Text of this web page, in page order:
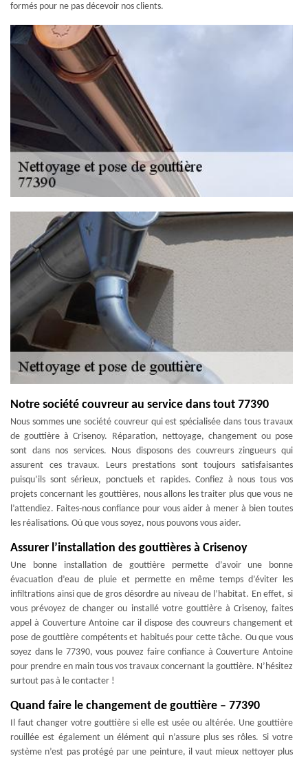
formés pour ne pas décevoir nos clients.
Notre société couvreur au service dans tout 77390
Nous sommes une société couvreur qui est spécialisée dans tous travaux
de gouttière à Crisenoy. Réparation, nettoyage, changement ou pose
sont dans nos services. Nous disposons des couvreurs zingueurs qui
assurent ces travaux. Leurs prestations sont toujours satisfaisantes
puisqu’ils sont sérieux, ponctuels et rapides. Confiez à nous tous vos
projets concernant les gouttières, nous allons les traiter plus que vous ne
l’attendiez. Faites-nous confiance pour vous aider à mener à bien toutes
les réalisations. Où que vous soyez, nous pouvons vous aider.
Assurer l’installation des gouttières à Crisenoy
Une bonne installation de gouttière permette d’avoir une bonne
évacuation d’eau de pluie et permette en même temps d’éviter les
infiltrations ainsi que de gros désordre au niveau de l’habitat. En effet, si
vous prévoyez de changer ou installé votre gouttière à Crisenoy, faites
appel à Couverture Antoine car il dispose des couvreurs changement et
pose de gouttière compétents et habitués pour cette tâche. Ou que vous
soyez dans le 77390, vous pouvez faire confiance à Couverture Antoine
pour prendre en main tous vos travaux concernant la gouttière. N’hésitez
surtout pas à le contacter !
Quand faire le changement de gouttière – 77390
Il faut changer votre gouttière si elle est usée ou altérée. Une gouttière
rouillée est également un élément qui n’assure plus ses rôles. Si votre
système n’est pas protégé par une peinture, il vaut mieux nettoyer plus